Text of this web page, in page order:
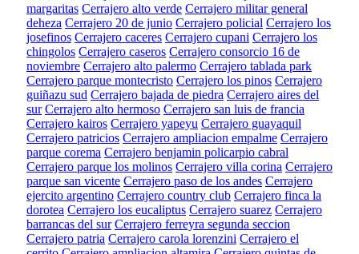
margaritas Cerrajero alto verde Cerrajero militar general
deheza Cerrajero 20 de junio Cerrajero policial Cerrajero los
josefinos Cerrajero caceres Cerrajero cupani Cerrajero los
chingolos Cerrajero caseros Cerrajero consorcio 16 de
noviembre Cerrajero alto palermo Cerrajero tablada park
Cerrajero parque montecristo Cerrajero los pinos Cerrajero
guiñazu sud Cerrajero bajada de piedra Cerrajero aires del
sur Cerrajero alto hermoso Cerrajero san luis de francia
Cerrajero kairos Cerrajero yapeyu Cerrajero guayaquil
Cerrajero patricios Cerrajero ampliacion empalme Cerrajero
parque corema Cerrajero benjamin policarpio cabral
Cerrajero parque los molinos Cerrajero villa corina Cerrajero
parque san vicente Cerrajero paso de los andes Cerrajero
ejercito argentino Cerrajero country club Cerrajero finca la
dorotea Cerrajero los eucaliptus Cerrajero suarez Cerrajero
barrancas del sur Cerrajero ferreyra segunda seccion
Cerrajero patria Cerrajero carola lorenzini Cerrajero el